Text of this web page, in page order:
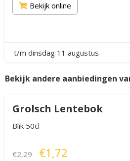
Bekijk online
t/m dinsdag 11 augustus
Bekijk andere aanbiedingen
Grolsch Lentebok
Blik 50cl
€2,29 €1,72